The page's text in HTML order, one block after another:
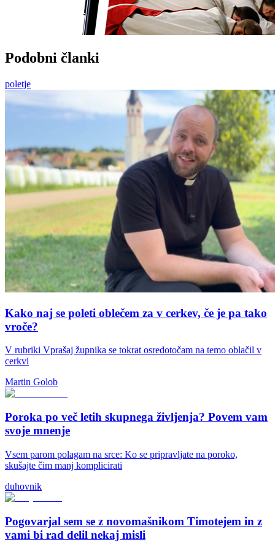
Podobni članki
poletje
Kako naj se poleti oblečem za v cerkev, če je pa tako
vroče?
V rubriki Vprašaj župnika se tokrat osredotočam na temo oblačil v
cerkvi
Martin Golob
Poroka po več letih skupnega življenja? Povem vam
svoje mnenje
Vsem parom polagam na srce: Ko se pripravljate na poroko,
skušajte čim manj komplicirati
duhovnik
Pogovarjal sem se z novomašnikom Timotejem in z
vami bi rad delil nekaj misli